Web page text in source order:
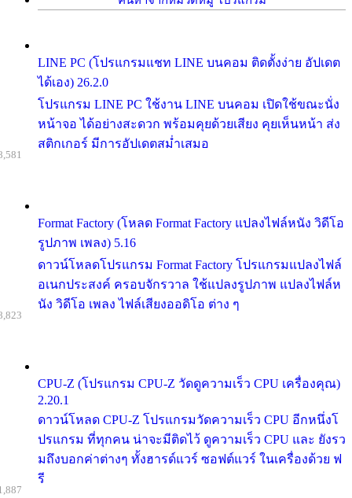
LINE PC (โปรแกรมแชท LINE บนคอม ติดตั้งง่าย อัปเดต
ได้เอง) 26.2.0
โปรแกรม LINE PC ใช้งาน LINE บนคอม เปิดใช้ขณะนั่ง
หน้าจอ ได้อย่างสะดวก พร้อมคุยด้วยเสียง คุยเห็นหน้า ส่ง
สติกเกอร์ มีการอัปเดตสม่ำเสมอ
Format Factory (โหลด Format Factory แปลงไฟล์หนัง วิดีโอ
รูปภาพ เพลง) 5.16
ดาวน์โหลดโปรแกรม Format Factory โปรแกรมแปลงไฟล์
อเนกประสงค์ ครอบจักรวาล ใช้แปลงรูปภาพ แปลงไฟล์ห
นัง วิดีโอ เพลง ไฟล์เสียงออดิโอ ต่าง ๆ
CPU-Z (โปรแกรม CPU-Z วัดดูความเร็ว CPU เครื่องคุณ)
2.20.1
ดาวน์โหลด CPU-Z โปรแกรมวัดความเร็ว CPU อีกหนึ่งโ
ปรแกรม ที่ทุกคน น่าจะมีติดไว้ ดูความเร็ว CPU และ ยังรว
มถึงบอกค่าต่างๆ ทั้งฮารด์แวร์ ซอฟต์แวร์ ในเครื่องด้วย ฟ
รี